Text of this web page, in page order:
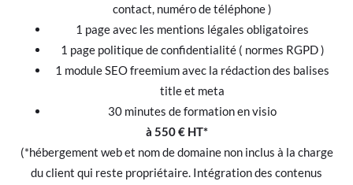
contact, numéro de téléphone )
1 page avec les mentions légales obligatoires
1 page politique de confidentialité ( normes RGPD )
1 module SEO freemium avec la rédaction des balises
title et meta
30 minutes de formation en visio
à 550 € HT*
(*hébergement web et nom de domaine non inclus à la charge
du client qui reste propriétaire. Intégration des contenus